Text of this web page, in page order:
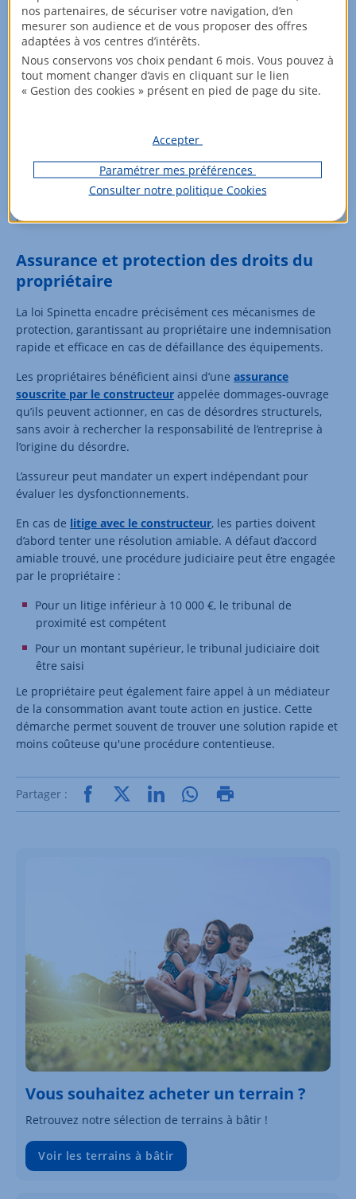
selon sa nature. Une fuite dans une chaudière pourrait
permettre d’activer la garantie biennale pour un simple
dysfonctionnement, ou la décennale si elle cause des dégâts
structurels majeurs.
constructeurs de maisons individuelles
faire preuve de diligence et doivent intervenir dans un délai
raisonnable après une mise en demeure, même si le
dysfonctionnement provient d'un défaut de fabrication du
matériel installé.
Assurance et protection des droits du
propriétaire
La loi Spinetta encadre précisément ces mécanismes de
protection, garantissant au propriétaire une indemnisation
rapide et efficace en cas de défaillance des équipements.
Les propriétaires bénéficient ainsi d’une assurance
souscrite par le constructeur appelée dommages-ouvrage
qu’ils peuvent actionner, en cas de désordres structurels,
sans avoir à rechercher la responsabilité de l’entreprise à
l’origine du désordre.
L’assureur peut mandater un expert indépendant pour
évaluer les dysfonctionnements.
En cas de litige avec le constructeur, les parties doivent
d’abord tenter une résolution amiable. A défaut d’accord
amiable trouvé, une procédure judiciaire peut être engagée
par le propriétaire :
Pour un litige inférieur à 10 000 €, le tribunal de
proximité est compétent
Pour un montant supérieur, le tribunal judiciaire doit
être saisi
Le propriétaire peut également faire appel à un médiateur
de la consommation avant toute action en justice. Cette
démarche permet souvent de trouver une solution rapide et
moins coûteuse qu'une procédure contentieuse.
Partager :
Vous souhaitez acheter un terrain ?
Retrouvez notre sélection de terrains à bâtir !
Voir les terrains à bâtir
nos partenaires, de sécuriser votre navigation, d’en
mesurer son audience et de vous proposer des offres
adaptées à vos centres d’intérêts.
Nous conservons vos choix pendant 6 mois. Vous pouvez à
tout moment changer d’avis en cliquant sur le lien
« Gestion des cookies » présent en pied de page du site.
Accepter
Paramétrer mes préférences
Consulter notre politique Cookies